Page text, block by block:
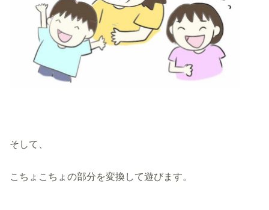
そして、
こちょこちょの部分を変換して遊びます。